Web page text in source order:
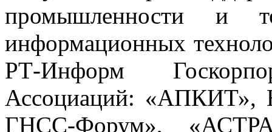
промышленности и
информационных
РТ-Информ
Ассоциаций:
ГНСС-Форум»,